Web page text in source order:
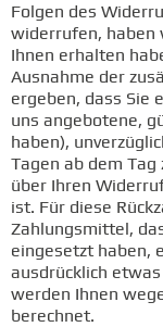
Folgen des
widerrufen, haben
Ihnen erhalten
Ausnahme der
ergeben, dass Sie
uns angebotene,
haben),
Tagen ab dem
über Ihren
ist. Für diese
Zahlungsmittel,
eingesetzt haben,
ausdrücklich
werden Ihnen
berechnet.